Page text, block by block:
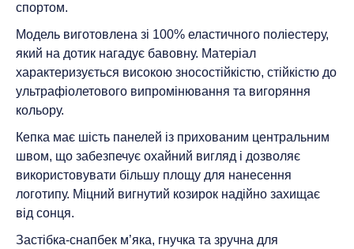
спортом.
Модель виготовлена зі 100% еластичного поліестеру,
який на дотик нагадує бавовну. Матеріал
характеризується високою зносостійкістю, стійкістю до
ультрафіолетового випромінювання та вигоряння
кольору.
Кепка має шість панелей із прихованим центральним
швом, що забезпечує охайний вигляд і дозволяє
використовувати більшу площу для нанесення
логотипу. Міцний вигнутий козирок надійно захищає
від сонця.
Застібка-снапбек м’яка, гнучка та зручна для